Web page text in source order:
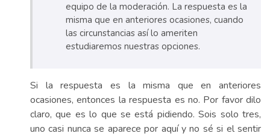
equipo de la moderación. La respuesta es la
misma que en anteriores ocasiones, cuando
las circunstancias así lo ameriten
estudiaremos nuestras opciones.
Si la respuesta es la misma que en anteriores
ocasiones, entonces la respuesta es no. Por favor dilo
claro, que es lo que se está pidiendo. Sois solo tres,
uno casi nunca se aparece por aquí y no sé si el sentir